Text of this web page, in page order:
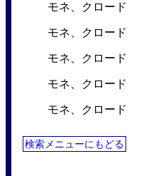
モネ、クロード
モネ、クロード
モネ、クロード
モネ、クロード
モネ、クロード
検索メニューにもどる